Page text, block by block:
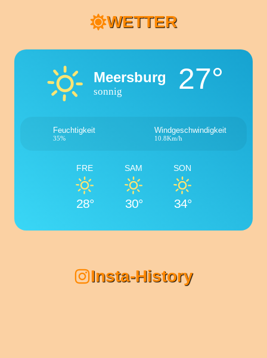
WETTER
Meersburg
sonnig 27°
Feuchtigkeit
35%
Windgeschwindigkeit
10.8Km/h
FRE
28°
SAM
30°
SON
34°
Insta-History